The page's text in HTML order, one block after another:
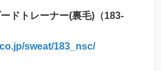
ドトレーナー(裏毛)（183-
sweat/183_nsc/